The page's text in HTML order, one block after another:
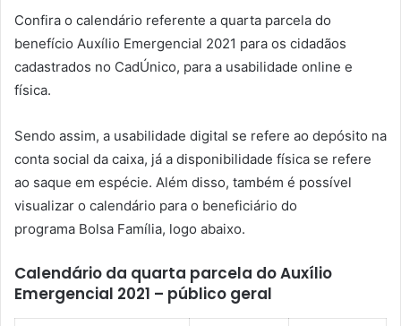
Confira o calendário referente a quarta parcela do
benefício Auxílio Emergencial 2021 para os cidadãos
cadastrados no CadÚnico, para a usabilidade online e
física.
Sendo assim, a usabilidade digital se refere ao depósito na
conta social da caixa, já a disponibilidade física se refere
ao saque em espécie. Além disso, também é possível
visualizar o calendário para o beneficiário do
programa Bolsa Família, logo abaixo.
Calendário da quarta parcela do Auxílio
Emergencial 2021 – público geral